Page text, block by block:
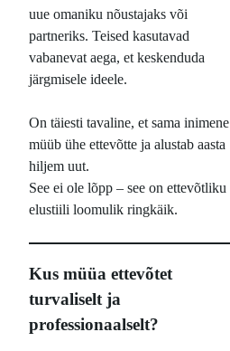
uue omaniku nõustajaks või
partneriks. Teised kasutavad
vabanevat aega, et keskenduda
järgmisele ideele.
On täiesti tavaline, et sama inimene
müüb ühe ettevõtte ja alustab aasta
hiljem uut.
See ei ole lõpp – see on ettevõtliku
elustiili loomulik ringkäik.
Kus müüa ettevõtet
turvaliselt ja
professionaalselt?